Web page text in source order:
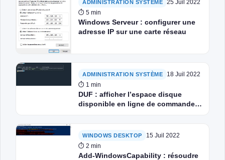
ADMINISTRATION SYSTÈME
25 Juil 2022
⏱ 5 min
Windows Serveur : configurer une
adresse IP sur une carte réseau
ADMINISTRATION SYSTÈME
18 Juil 2022
⏱ 1 min
DUF : afficher l’espace disque
disponible en ligne de commande
WINDOWS DESKTOP
15 Juil 2022
⏱ 2 min
Add-WindowsCapability : résoudre